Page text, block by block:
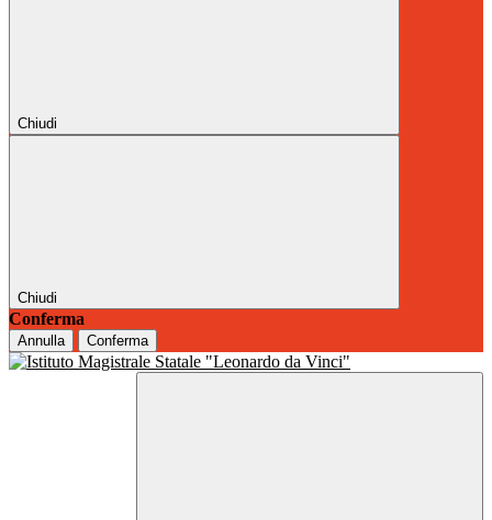
Chiudi
Chiudi
Conferma
Annulla Conferma